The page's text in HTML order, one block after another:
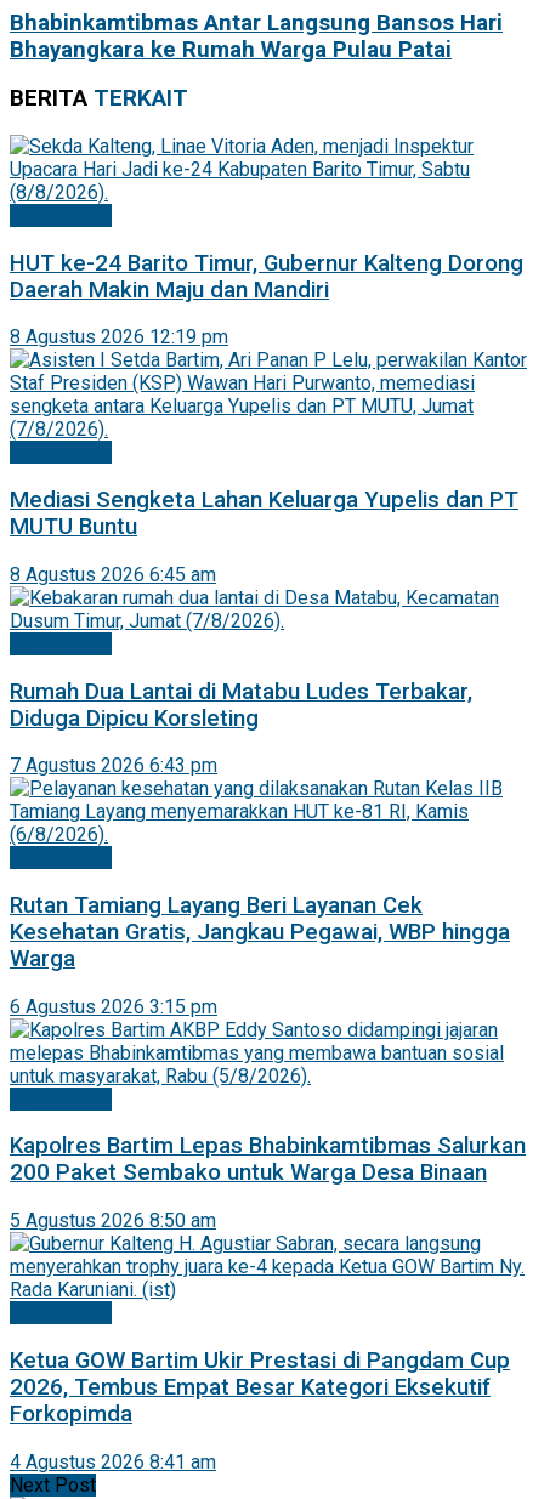
Bhabinkamtibmas Antar Langsung Bansos Hari
Bhayangkara ke Rumah Warga Pulau Patai
BERITA TERKAIT
HUT ke-24 Barito Timur, Gubernur Kalteng Dorong
Daerah Makin Maju dan Mandiri
8 Agustus 2026 12:19 pm
Mediasi Sengketa Lahan Keluarga Yupelis dan PT
MUTU Buntu
8 Agustus 2026 6:45 am
Rumah Dua Lantai di Matabu Ludes Terbakar,
Diduga Dipicu Korsleting
7 Agustus 2026 6:43 pm
Rutan Tamiang Layang Beri Layanan Cek
Kesehatan Gratis, Jangkau Pegawai, WBP hingga
Warga
6 Agustus 2026 3:15 pm
Kapolres Bartim Lepas Bhabinkamtibmas Salurkan
200 Paket Sembako untuk Warga Desa Binaan
5 Agustus 2026 8:50 am
Ketua GOW Bartim Ukir Prestasi di Pangdam Cup
2026, Tembus Empat Besar Kategori Eksekutif
Forkopimda
4 Agustus 2026 8:41 am
Next Post